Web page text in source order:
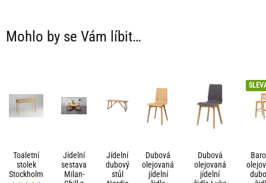
Mohlo by se Vám líbit…
Toaletní
stolek
Stockholm
Jídelní
sestava
Milan-
Jídelní
dubový
stůl
Dubová
olejovaná
jídelní
Dubová
olejovaná
jídelní